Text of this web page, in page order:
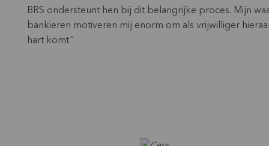
BRS ondersteunt hen bij dit belangrijke proces. Mijn
bankieren motiveren mij enorm om als vrijwilliger
hart komt.”